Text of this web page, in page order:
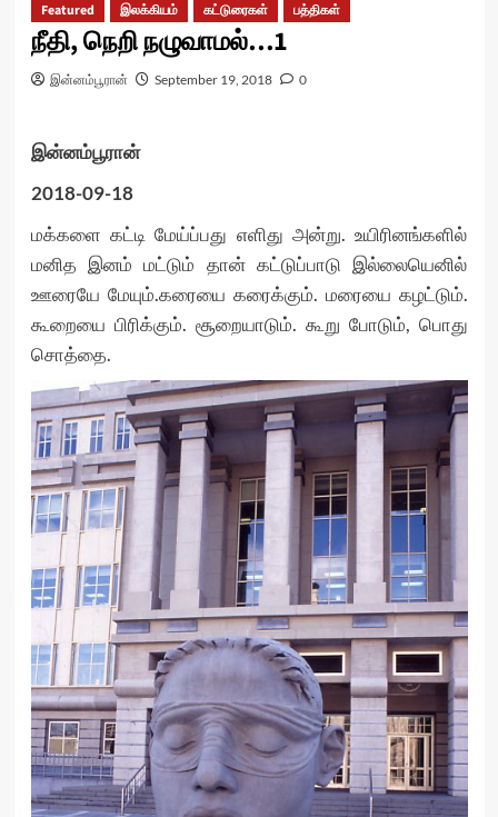
Featured இலக்கியம் கட்டுரைகள் பத்திகள்
நீதி, நெறி நழுவாமல்…1
இன்னம்பூரான் September 19, 2018 0
இன்னம்பூரான்
2018-09-18
மக்களை கட்டி மேய்ப்பது எளிது அன்று. உயிரினங்களில்
மனித இனம் மட்டும் தான் கட்டுப்பாடு இல்லையெனில்
ஊரையே மேயும்.கரையை கரைக்கும். மரையை கழட்டும்.
கூறையை பிரிக்கும். சூறையாடும். கூறு போடும், பொது
சொத்தை.